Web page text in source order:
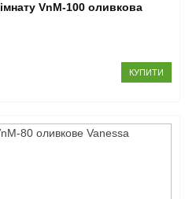
VnM-100 оливкова
КУПИТИ